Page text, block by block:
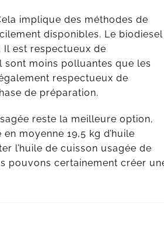
implique des méthodes de
disponibles. Le biodiesel
est respectueux de
sont moins polluantes que les
respectueux de
de préparation.
reste la meilleure option,
moyenne 19,5 kg d’huile
l’huile de cuisson usagée de
pouvons certainement créer